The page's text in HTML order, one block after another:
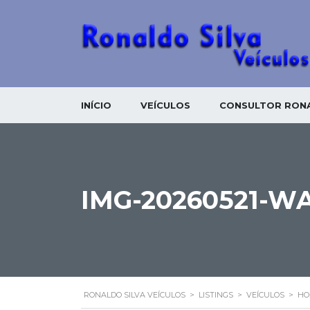
INÍCIO VEÍCULOS CONSULTOR
IMG-20260521-
RONALDO SILVA VEÍCULOS > LISTINGS > VEÍCULOS >